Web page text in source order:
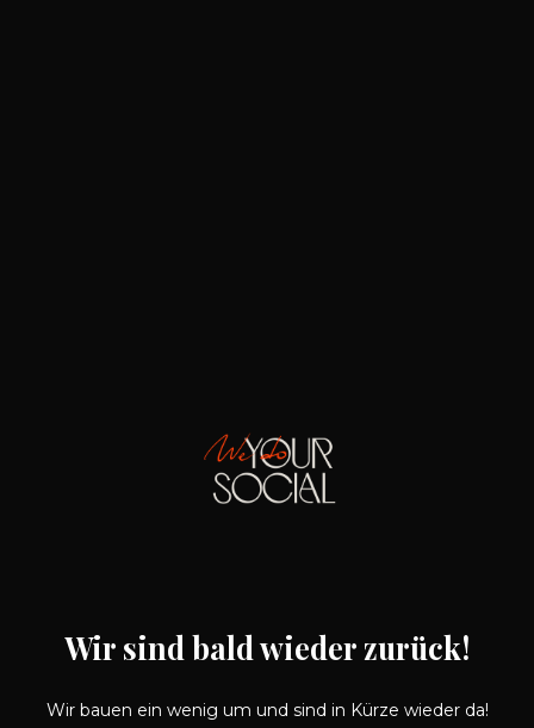
Wir sind bald wieder zurück!
Wir bauen ein wenig um und sind in Kürze wieder da!